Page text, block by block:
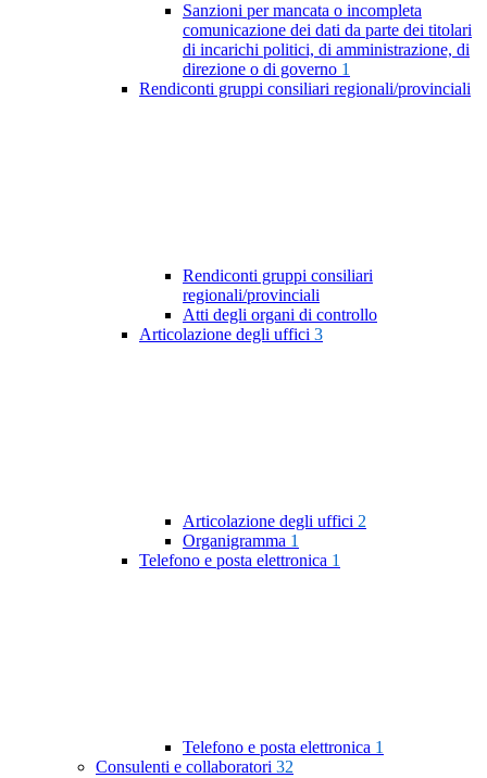
Sanzioni per mancata o incompleta
comunicazione dei dati da parte dei titolari
di incarichi politici, di amministrazione, di
direzione o di governo 1
Rendiconti gruppi consiliari regionali/provinciali
Rendiconti gruppi consiliari
regionali/provinciali
Atti degli organi di controllo
Articolazione degli uffici 3
Articolazione degli uffici 2
Organigramma 1
Telefono e posta elettronica 1
Telefono e posta elettronica 1
Consulenti e collaboratori 32